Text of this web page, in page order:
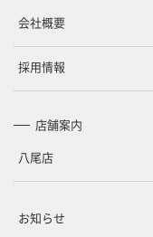
会社概要
採用情報
店舗案内
八尾店
お知らせ